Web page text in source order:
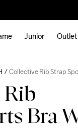
Junior Outlet
Collective Rib Strap
Rib
Bra